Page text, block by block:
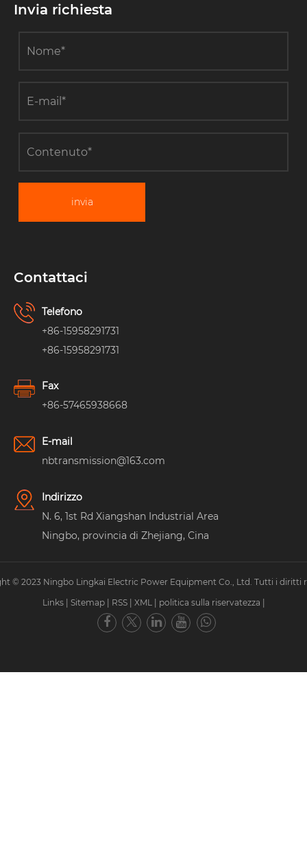
Invia richiesta
invia
Contattaci
Telefono
+86-15958291731
+86-15958291731
Fax
+86-57465938668
E-mail
nbtransmission@163.com
Indirizzo
N. 6, 1st Rd Xiangshan Industrial Area
Ningbo, provincia di Zhejiang, Cina
© 2023 Ningbo Lingkai Electric Power Equipment Co., Ltd. Tutti i diritti
Links
Sitemap RSS XML politica sulla riservatezza